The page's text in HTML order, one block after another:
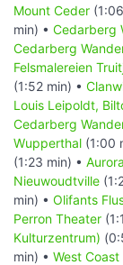
Mount Ceder
min) • Cedarberg
Cedarberg
Felsmalereien
(1:52 min) •
Louis Leipoldt,
Cedarberg
Wupperthal (1:00
(1:23 min) • Aurora
Nieuwoudtville
min) • Olifants
Perron Theater
Kulturzentrum)
min) • West